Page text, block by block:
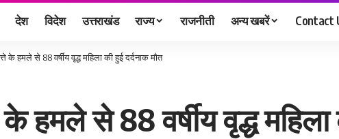
देश विदेश उत्तराखंड राज्य राजनीती अन्य खबरें Contact
के हमले से 88 वर्षीय वृद्ध महिला की हुई दर्दनाक मौत
हमले से 88 वर्षीय वृद्ध महिला